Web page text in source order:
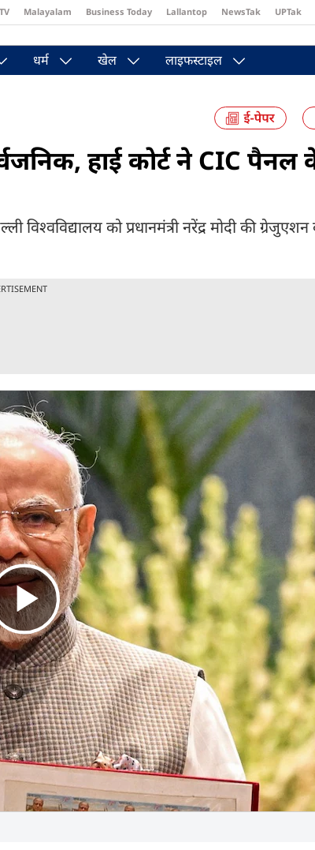
Malayalam Business Today Lallantop NewsTak UPTak
धर्म खेल लाइफस्टाइल
हाई कोर्ट ने CIC पैनल
को प्रधानमंत्री नरेंद्र मोदी की ग्रेजुएशन